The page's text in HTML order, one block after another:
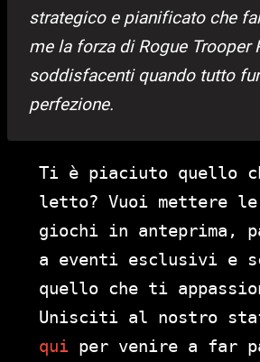
strategico e pianificato che
me la forza di Rogue Trooper
soddisfacenti quando tutto
perfezione.
Ti è piaciuto quello
letto? Vuoi mettere le
giochi in anteprima,
a eventi esclusivi e
quello che ti
Unisciti al nostro
qui per venire a far